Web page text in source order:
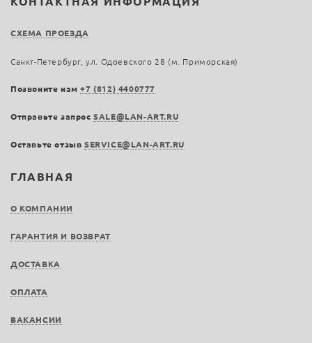
ГЛАВНАЯ
О КОМПАНИИ
ГАРАНТИЯ И ВОЗВРАТ
ДОСТАВКА
ОПЛАТА
ВАКАНСИИ
СХЕМА ПРОЕЗДА
Санкт-Петербург, ул. Одоевского 28 (м. Приморская)
Позвоните нам+7 (812) 4400777
Отправьте запросSALE@LAN-ART.RU
Оставьте отзыв SERVICE@LAN-ART.RU